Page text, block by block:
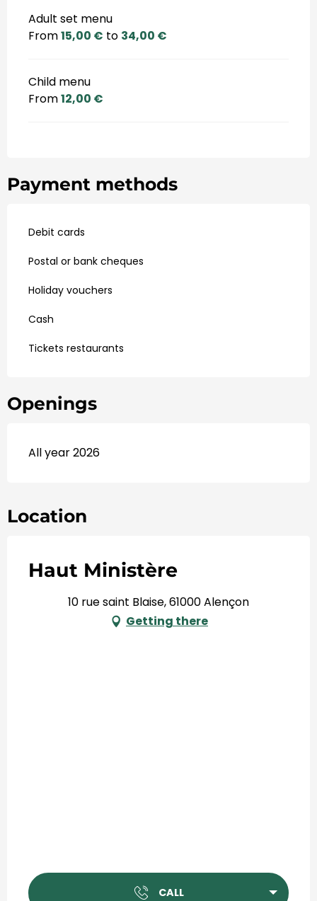
Adult set menu
From15,00 € to 34,00 €
Child menu
From12,00 €
Payment methods
Debit cards
Postal or bank cheques
Holiday vouchers
Cash
Tickets restaurants
Openings
All year 2026
Location
Haut Ministère
10 rue saint Blaise, 61000 Alençon
Getting there
CALL